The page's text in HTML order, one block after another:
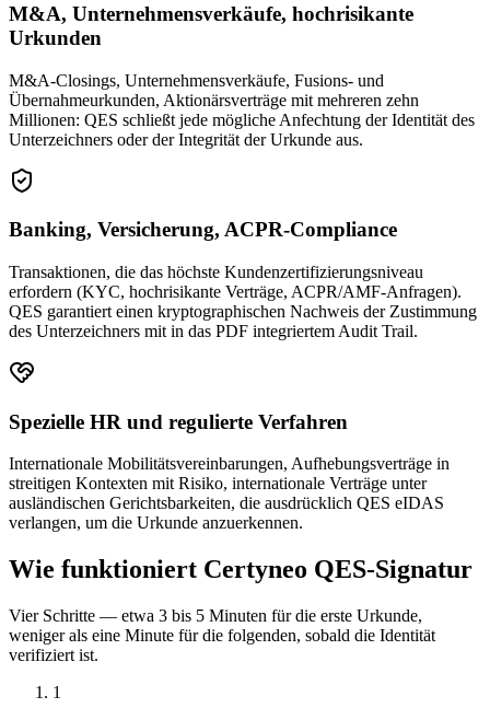
M&A, Unternehmensverkäufe, hochrisikante
Urkunden
M&A-Closings, Unternehmensverkäufe, Fusions- und
Übernahmeurkunden, Aktionärsverträge mit mehreren zehn
Millionen: QES schließt jede mögliche Anfechtung der Identität des
Unterzeichners oder der Integrität der Urkunde aus.
Banking, Versicherung, ACPR-Compliance
Transaktionen, die das höchste Kundenzertifizierungsniveau
erfordern (KYC, hochrisikante Verträge, ACPR/AMF-Anfragen).
QES garantiert einen kryptographischen Nachweis der Zustimmung
des Unterzeichners mit in das PDF integriertem Audit Trail.
Spezielle HR und regulierte Verfahren
Internationale Mobilitätsvereinbarungen, Aufhebungsverträge in
streitigen Kontexten mit Risiko, internationale Verträge unter
ausländischen Gerichtsbarkeiten, die ausdrücklich QES eIDAS
verlangen, um die Urkunde anzuerkennen.
Wie funktioniert Certyneo QES-Signatur
Vier Schritte — etwa 3 bis 5 Minuten für die erste Urkunde,
weniger als eine Minute für die folgenden, sobald die Identität
verifiziert ist.
1